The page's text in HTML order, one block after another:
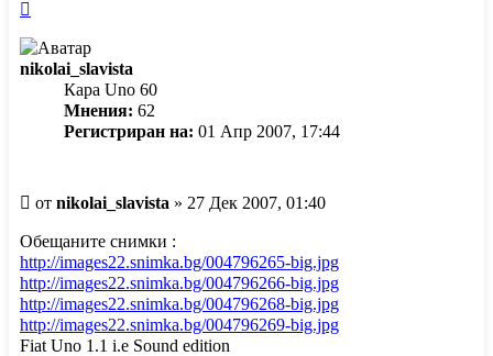
в
началото
nikolai_slavista
Кара Uno 60
Мнения: 62
Регистриран на: 01 Апр 2007, 17:44
Мнение
от nikolai_slavista » 27 Дек 2007, 01:40
Обещаните снимки :
http://images22.snimka.bg/004796265-big.jpg
http://images22.snimka.bg/004796266-big.jpg
http://images22.snimka.bg/004796268-big.jpg
http://images22.snimka.bg/004796269-big.jpg
Fiat Uno 1.1 i.e Sound edition